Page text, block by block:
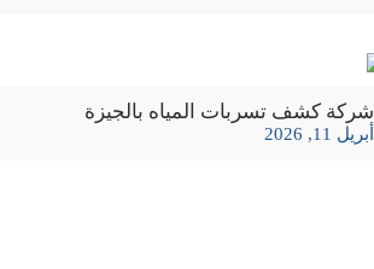
شركة كشف تسربات المياه بالجيزة
أبريل 11, 2026